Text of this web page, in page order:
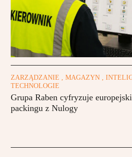
ZARZĄDZANIE , MAGAZYN ,
TECHNOLOGIE
Grupa Raben cyfryzuje
packingu z Nulogy